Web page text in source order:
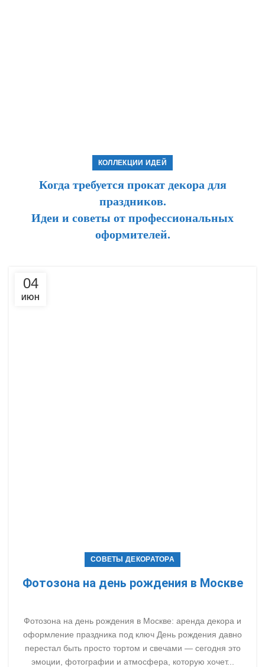
КОЛЛЕКЦИИ ИДЕЙ
Когда требуется прокат декора для
праздников.
Идеи и советы от профессиональных
оформителей.
04
ИЮН
СОВЕТЫ ДЕКОРАТОРА
Фотозона на день рождения в Москве
Фотозона на день рождения в Москве: аренда декора и
оформление праздника под ключ День рождения давно
перестал быть просто тортом и свечами — сегодня это
эмоции, фотографии и атмосфера, которую хочет...